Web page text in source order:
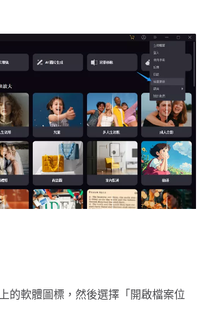
的軟體圖標，然後選擇「開啟檔案位